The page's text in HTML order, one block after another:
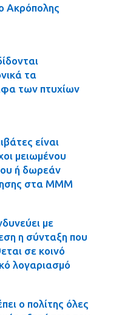
Ακρόπολης
τα
των πτυχίων
είναι
μειωμένου
ή δωρεάν
στα ΜΜΜ
με
η σύνταξη που
σε κοινό
λογαριασμό
ο πολίτης όλες